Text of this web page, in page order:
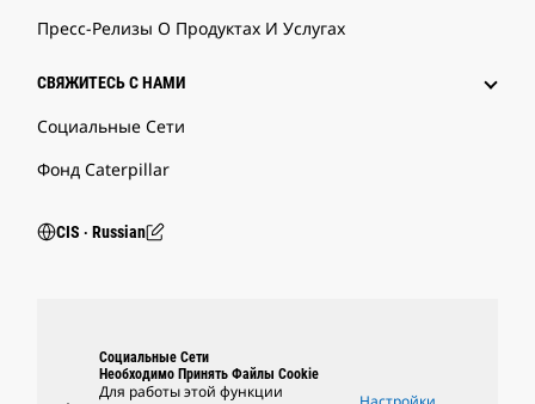
Пресс-Релизы О Продуктах И Услугах
СВЯЖИТЕСЬ С НАМИ
Социальные Сети
Фонд Caterpillar
CIS ‧ Russian
Социальные Сети
Необходимо Принять Файлы Cookie
Для работы этой функции